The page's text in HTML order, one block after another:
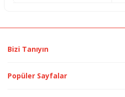
Bizi Tanıyın
Popüler Sayfalar